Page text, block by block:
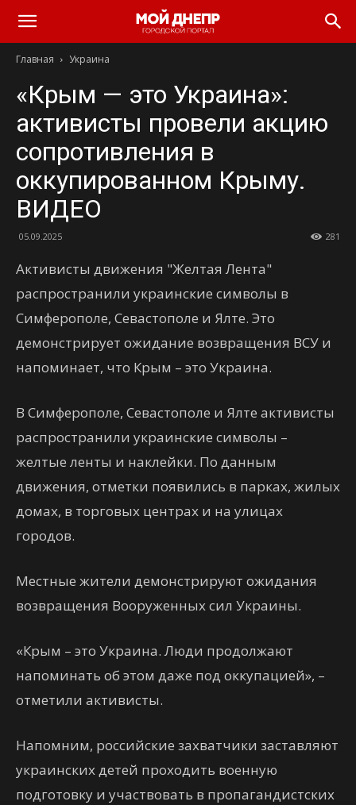
Главная Украина
«Крым — это Украина»:
активисты провели акцию
сопротивления в
оккупированном Крыму.
ВИДЕО
05.09.2025 281
Активисты движения "Желтая Лента"
распространили украинские символы в
Симферополе, Севастополе и Ялте. Это
демонстрирует ожидание возвращения ВСУ и
напоминает, что Крым – это Украина.
В Симферополе, Севастополе и Ялте активисты
распространили украинские символы –
желтые ленты и наклейки. По данным
движения, отметки появились в парках, жилых
домах, в торговых центрах и на улицах
городов.
Местные жители демонстрируют ожидания
возвращения Вооруженных сил Украины.
«Крым – это Украина. Люди продолжают
напоминать об этом даже под оккупацией», –
отметили активисты.
Напомним, российские захватчики заставляют
украинских детей проходить военную
подготовку и участвовать в пропагандистских